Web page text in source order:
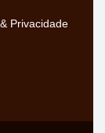
Privacidade